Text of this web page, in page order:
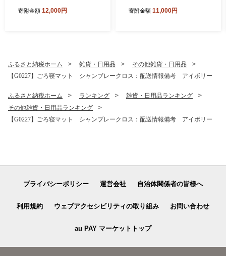
ごしらえ済 バラ凍結 便利 エ
寄附金額 12,000円
カザエビ 海老 エビ 天然 冷凍
寄附金額 11,000円
ふるさと納税ホーム 雑貨・日用品
その他雑貨・日用品
【G0227】ごろ寝マット シャンブレークロス：配送情報備考 アイボリー
ふるさと納税ホーム ランキング
雑貨・日用品ランキング
その他雑貨・日用品ランキング
【G0227】ごろ寝マット シャンブレークロス：配送情報備考 アイボリー
プライバシーポリシー 運営会社 自治体関係者の皆様へ
利用規約 ウェブアクセシビリティの取り組み お問い合わせ
au PAY マーケットトップ